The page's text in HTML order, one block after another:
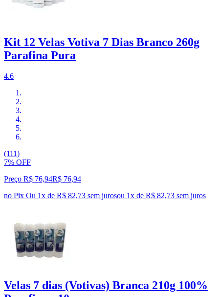
Kit 12 Velas Votiva 7 Dias Branco 260g
Parafina Pura
4.6
(111)
7% OFF
Preço R$ 76,94R$ 76,94
no Pix Ou 1x de R$ 82,73 sem jurosou 1x de R$ 82,73 sem juros
Velas 7 dias (Votivas) Branca 210g 100%